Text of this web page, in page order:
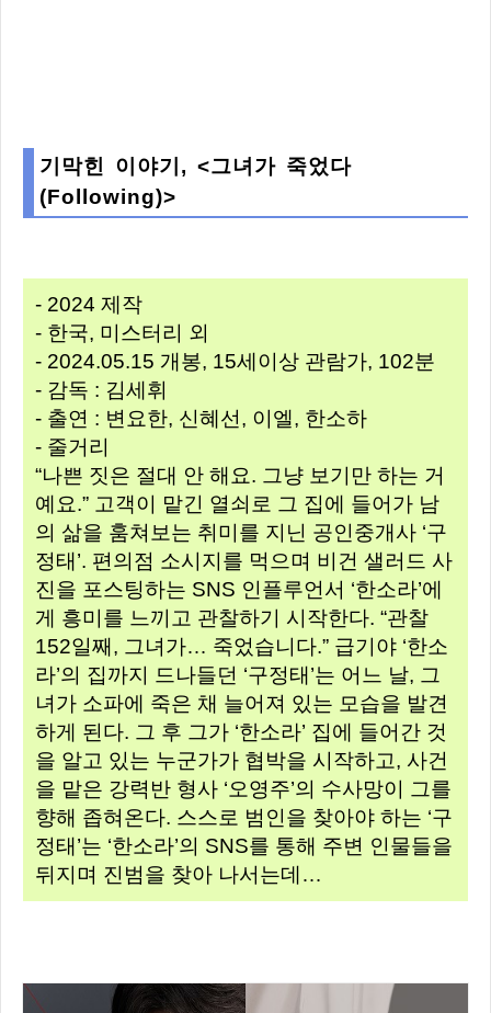
기막힌 이야기, <그녀가 죽었다
(Following)>
- 2024 제작
- 한국, 미스터리 외
- 2024.05.15 개봉, 15세이상 관람가, 102분
- 감독 : 김세휘
- 출연 : 변요한, 신혜선, 이엘, 한소하
- 줄거리
“나쁜 짓은 절대 안 해요. 그냥 보기만 하는 거
예요.” 고객이 맡긴 열쇠로 그 집에 들어가 남
의 삶을 훔쳐보는 취미를 지닌 공인중개사 ‘구
정태’. 편의점 소시지를 먹으며 비건 샐러드 사
진을 포스팅하는 SNS 인플루언서 ‘한소라’에
게 흥미를 느끼고 관찰하기 시작한다. “관찰
152일째, 그녀가… 죽었습니다.” 급기야 ‘한소
라’의 집까지 드나들던 ‘구정태’는 어느 날, 그
녀가 소파에 죽은 채 늘어져 있는 모습을 발견
하게 된다. 그 후 그가 ‘한소라’ 집에 들어간 것
을 알고 있는 누군가가 협박을 시작하고, 사건
을 맡은 강력반 형사 ‘오영주’의 수사망이 그를
향해 좁혀온다. 스스로 범인을 찾아야 하는 ‘구
정태’는 ‘한소라’의 SNS를 통해 주변 인물들을
뒤지며 진범을 찾아 나서는데…